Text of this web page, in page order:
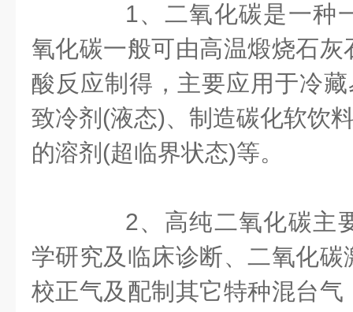
1、二氧化碳是一种
氧化碳一般可由高温煅烧石
酸反应制得，主要应用于冷
致冷剂(液态)、制造碳化软饮
的溶剂(超临界状态)等。
2、高纯二氧化碳主
学研究及临床诊断、二氧化
校正气及配制其它特种混台